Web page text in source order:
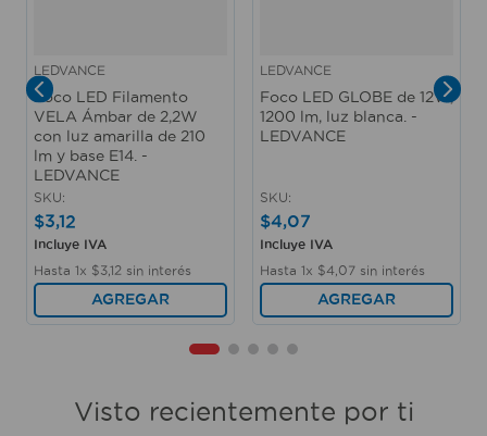
LEDVANCE
Foco LED Filamento
VELA Ámbar de 2,2W
con luz amarilla de 210
lm y base E14. -
LEDVANCE
SKU:
$3,12
Incluye IVA
Hasta 1x $312 sin interés
AGREGAR
LEDVANCE
Foco LED GLOBE de 12W,
1200 lm, luz blanca. -
LEDVANCE
SKU:
$4,07
Incluye IVA
Hasta 1x $4 07 sin interés
AGREGAR
Visto recientemente por ti